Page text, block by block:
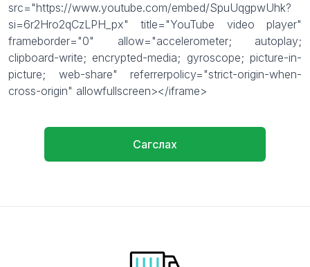
src="https://www.youtube.com/embed/SpuUqgpwUhk?
si=6r2Hro2qCzLPH_px" title="YouTube video player"
frameborder="0" allow="accelerometer; autoplay;
clipboard-write; encrypted-media; gyroscope; picture-in-
picture; web-share" referrerpolicy="strict-origin-when-
cross-origin" allowfullscreen></iframe>
Сагслах